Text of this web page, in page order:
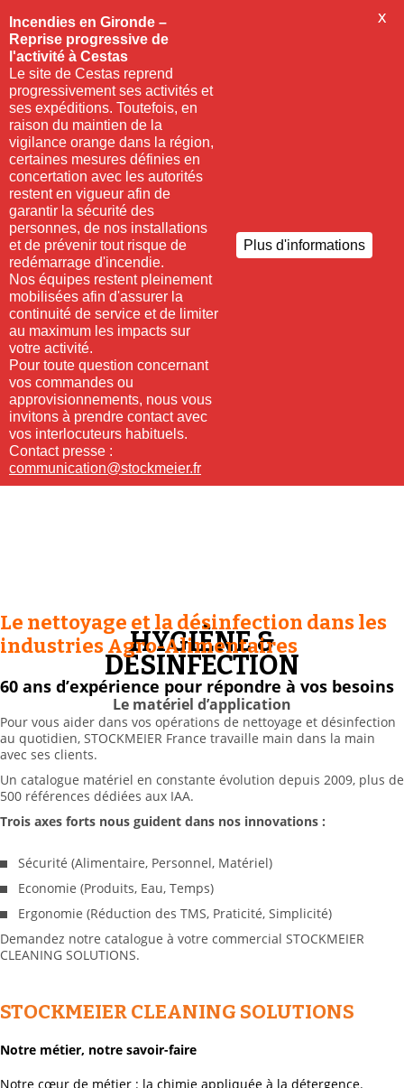
HYGIÈNE &
DÉSINFECTION
Le matériel d’application
Le nettoyage et la désinfection dans les
industries Agro-Alimentaires
60 ans d’expérience pour répondre à vos besoins
Pour vous aider dans vos opérations de nettoyage et désinfection
au quotidien, STOCKMEIER France travaille main dans la main
avec ses clients.
Un catalogue matériel en constante évolution depuis 2009, plus de
500 références dédiées aux IAA.
Trois axes forts nous guident dans nos innovations :
Sécurité (Alimentaire, Personnel, Matériel)
Economie (Produits, Eau, Temps)
Ergonomie (Réduction des TMS, Praticité, Simplicité)
Demandez notre catalogue à votre commercial STOCKMEIER
CLEANING SOLUTIONS.
STOCKMEIER CLEANING SOLUTIONS
Notre métier, notre savoir-faire
Notre cœur de métier : la chimie appliquée à la détergence.
Incendies en Gironde –
Reprise progressive de
l'activité à Cestas
Le site de Cestas reprend
progressivement ses activités et
ses expéditions. Toutefois, en
raison du maintien de la
vigilance orange dans la région,
certaines mesures définies en
concertation avec les autorités
restent en vigueur afin de
garantir la sécurité des
personnes, de nos installations
et de prévenir tout risque de
redémarrage d'incendie.
Nos équipes restent pleinement
mobilisées afin d'assurer la
continuité de service et de limiter
au maximum les impacts sur
votre activité.
Pour toute question concernant
vos commandes ou
approvisionnements, nous vous
invitons à prendre contact avec
vos interlocuteurs habituels.
Contact presse :
communication@stockmeier.fr
Plus d'informations
X